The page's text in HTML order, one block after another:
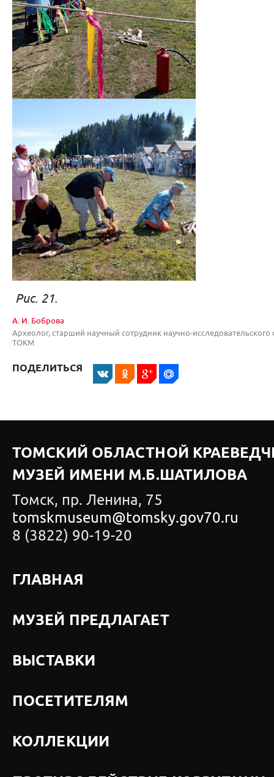
Рис. 21. Рис.
А. И. Боброва
Археолог, старший научный сотрудник научно-исследовательского
ТОКМ
ПОДЕЛИТЬСЯ
ТОМСКИЙ ОБЛАСТНОЙ
МУЗЕЙ ИМЕНИ М.Б.ШАТИЛОВА
Томск, пр. Ленина, 75
tomskmuseum@tomsky.gov70.ru
8 (3822) 90-19-20
ГЛАВНАЯ
МУЗЕЙ ПРЕДЛАГАЕТ
ВЫСТАВКИ
ПОСЕТИТЕЛЯМ
КОЛЛЕКЦИИ